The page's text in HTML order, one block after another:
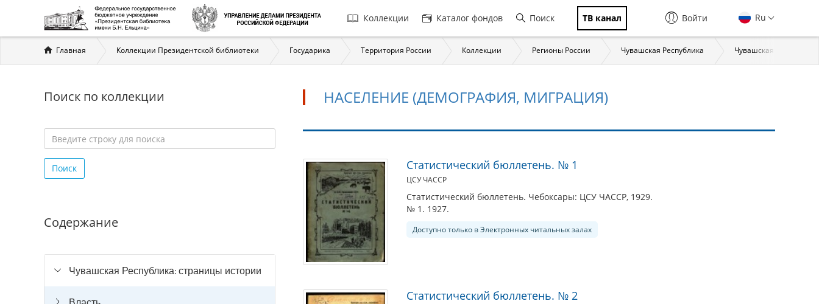
Главная
навигация
Коллекции Каталог фондов Поиск ТВ канал Ru
Войти
Вы
здесь
Главная Коллекции Президентской библиотеки Государика Территория России Коллекции Регионы России Чувашская Республика Чувашская
Поиск по коллекции
строку
для
Поиск
Содержание
Чувашская Республика: страницы истории
НАСЕЛЕНИЕ (ДЕМОГРАФИЯ, МИГРАЦИЯ)
Население
(демография,
миграция)
Статистический бюллетень. № 1
ЦСУ ЧАССР
Статистический бюллетень. Чебоксары: ЦСУ ЧАССР, 1929.
№ 1. 1927.
Доступно только в Электронных читальных залах
Статистический бюллетень. № 2